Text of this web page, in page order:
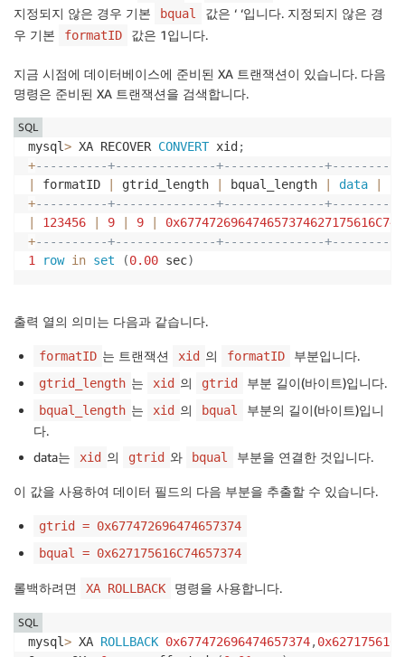
지정되지 않은 경우 기본
bqual
값은 ‘ ‘입니다. 지정되지 않은 경
우 기본
formatID 값은 1입니다.
지금 시점에 데이터베이스에 준비된 XA 트랜잭션이 있습니다. 다음
명령은 준비된 XA 트랜잭션을 검색합니다.
mysql> XA RECOVER CONVERT xid ;
+----------+--------------+--------------
formatID gtrid_length bqual_length data
+----------+--------------+--------------
123456 9 9
+----------+--------------+--------------
1
row in set (0.00 sec)
SQL
출력 열의 의미는 다음과 같습니다.
formatID 는 트랜잭션 xid 의 formatID 부분입니다.
gtrid_length 는 xid 의 gtrid 부분 길이(바이트)입니다.
bqual_length 는 xid 의 bqual
부분의 길이(바이트)입니
다.
data는
xid 의 gtrid 와 bqual 부분을 연결한 것입니다.
이 값을 사용하여 데이터 필드의 다음 부분을 추출할 수 있습니다.
gtrid = 0x677472696474657374
bqual = 0x627175616C74657374
롤백하려면 XA ROLLBACK 명령을 사용합니다.
mysql> XA ROLLBACK 0x677472696474657374,
SQL